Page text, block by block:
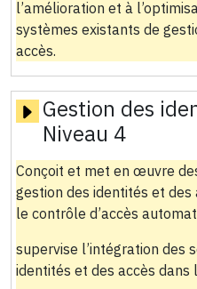
l’amélioration et à
systèmes existants de
accès.
Gestion des
Niveau 4
Conçoit et met en œuvre
gestion des identités et
le contrôle d’accès
supervise l’intégration des
identités et des accès